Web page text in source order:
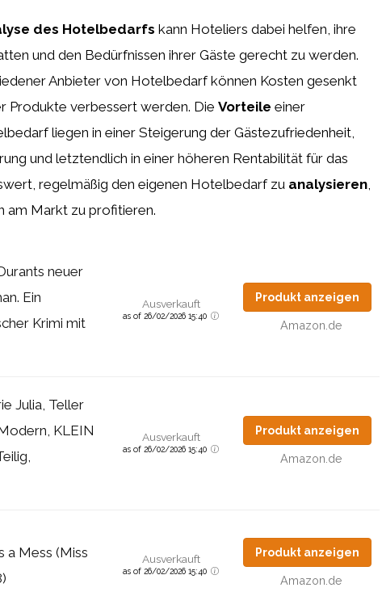
des Hotelbedarfs kann Hoteliers dabei helfen, ihre
und den Bedürfnissen ihrer Gäste gerecht zu werden.
Anbieter von Hotelbedarf können Kosten gesenkt
Produkte verbessert werden. Die Vorteile einer
liegen in einer Steigerung der Gästezufriedenheit,
und letztendlich in einer höheren Rentabilität für das
regelmäßig den eigenen Hotelbedarf zu analysieren,
am Markt zu profitieren.
neuer
Ein
Krimi mit
Ausverkauft
as of 26/02/2026 15:40
Produkt anzeigen
Amazon.de
Julia, Teller
KLEIN
Ausverkauft
as of 26/02/2026 15:40
Produkt anzeigen
Amazon.de
a Mess (Miss
Ausverkauft
as of 26/02/2026 15:40
Produkt anzeigen
Amazon.de